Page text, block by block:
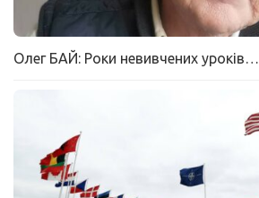
Олег БАЙ: Роки невивчених уроків…